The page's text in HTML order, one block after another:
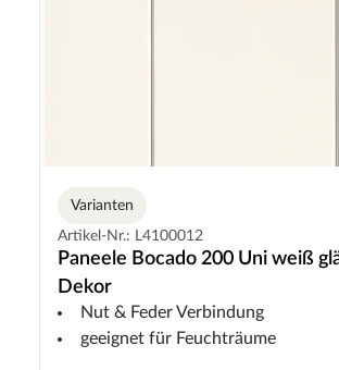
Varianten
Artikel-Nr.: L4100012
Paneele Bocado 200 Uni weiß
Dekor
Nut & Feder Verbindung
geeignet für Feuchträume